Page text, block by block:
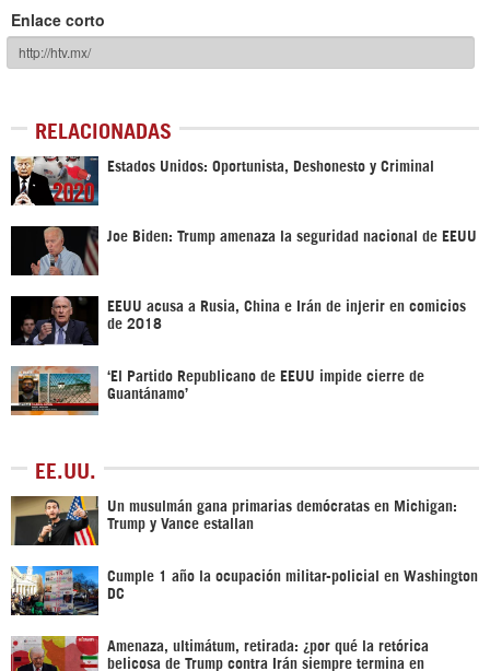
Enlace corto
RELACIONADAS
Estados Unidos: Oportunista, Deshonesto y Criminal
Joe Biden: Trump amenaza la seguridad nacional de EEUU
EEUU acusa a Rusia, China e Irán de injerir en comicios
de 2018
‘El Partido Republicano de EEUU impide cierre de
Guantánamo’
EE.UU.
Un musulmán gana primarias demócratas en Michigan:
Trump y Vance estallan
Cumple 1 año la ocupación militar-policial en Washington
DC
Amenaza, ultimátum, retirada: ¿por qué la retórica
belicosa de Trump contra Irán siempre termina en